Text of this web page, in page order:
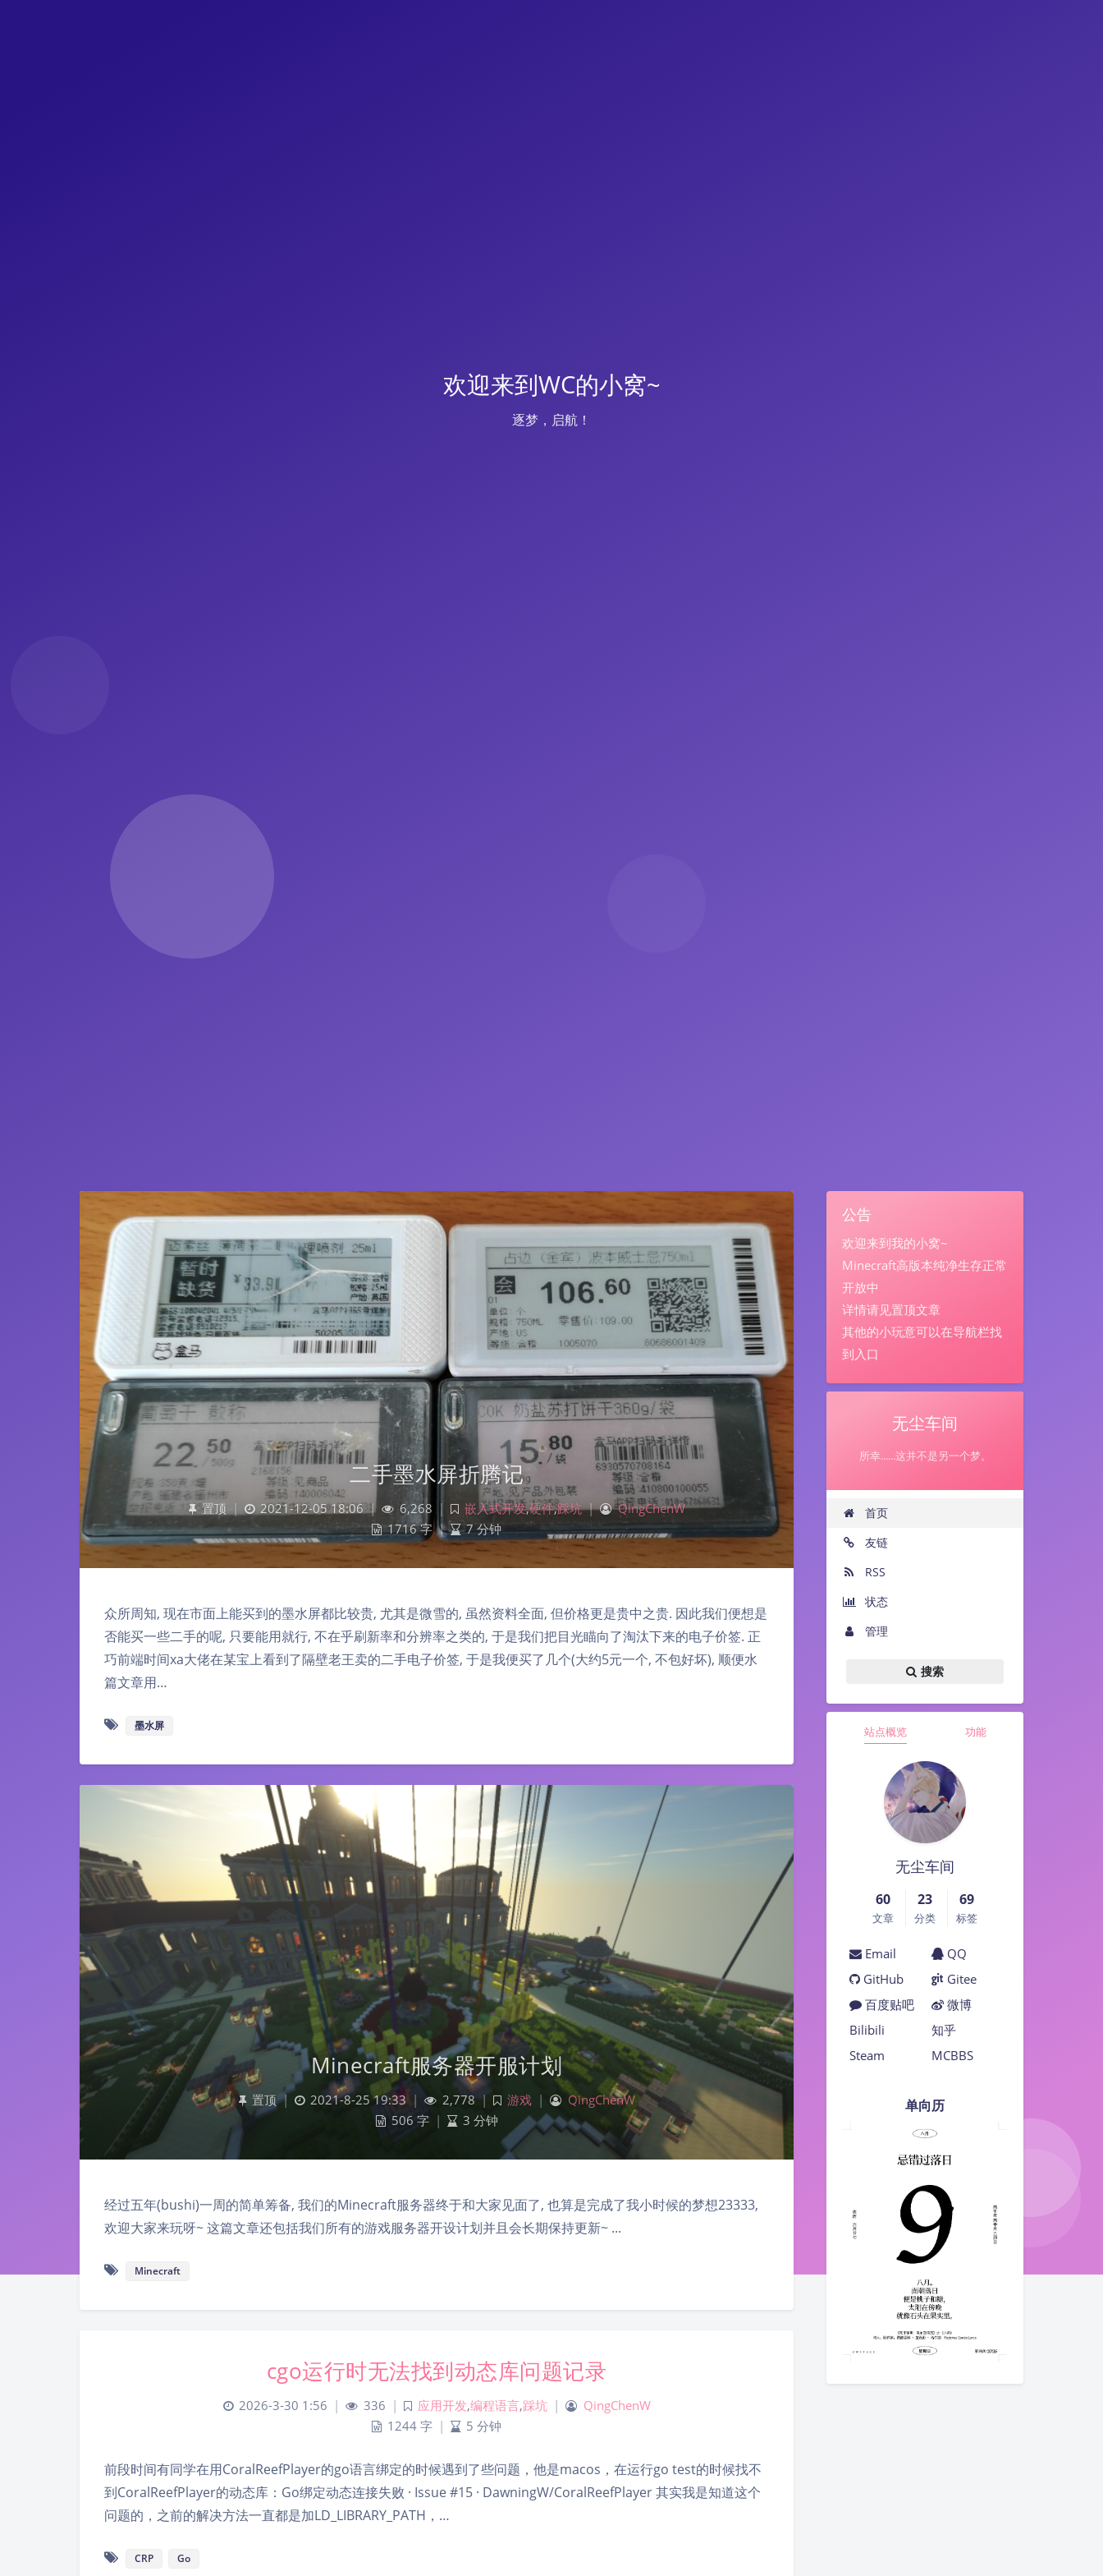
欢迎来到WC的小窝~
逐梦，启航！
公告
欢迎来到我的小窝~
Minecraft高版本纯净生存正常
开放中
详情请见置顶文章
其他的小玩意可以在导航栏找
到入口
无尘车间
所幸......这并不是另一个梦。
首页
友链
RSS
状态
管理
搜索
站点概览 功能
无尘车间
60
文章
23
分类
69
标签
Email
QQ
GitHub
Gitee
百度贴吧
微博
Bilibili
知乎
Steam
MCBBS
单向历
二手墨水屏折腾记
置顶 2021-12-05 18:06 | 6,268 嵌入式开发,硬件,踩坑 |
QingChenW
1716 字 | 7 分钟
众所周知, 现在市面上能买到的墨水屏都比较贵, 尤其是微雪的, 虽然资料全面, 但价格更是贵中之贵. 因此我们便想是
否能买一些二手的呢, 只要能用就行, 不在乎刷新率和分辨率之类的, 于是我们把目光瞄向了淘汰下来的电子价签. 正
巧前端时间xa大佬在某宝上看到了隔壁老王卖的二手电子价签, 于是我便买了几个(大约5元一个, 不包好坏), 顺便水
篇文章用…
墨水屏
Minecraft服务器开服计划
置顶 | 2021-8-25 19:33 2,778 | 游戏
QingChenW
506 字
3 分钟
经过五年(bushi)一周的简单筹备, 我们的Minecraft服务器终于和大家见面了, 也算是完成了我小时候的梦想23333,
欢迎大家来玩呀~ 这篇文章还包括我们所有的游戏服务器开设计划并且会长期保持更新~ ...
Minecraft
cgo运行时无法找到动态库问题记录
2026-3-30 1:56 336 应用开发,编程语言,踩坑
QingChenW
1244 字
5 分钟
前段时间有同学在用CoralReefPlayer的go语言绑定的时候遇到了些问题，他是macos，在运行go test的时候找不
到CoralReefPlayer的动态库：Go绑定动态连接失败 · Issue #15 · DawningW/CoralReefPlayer 其实我是知道这个
问题的，之前的解决方法一直都是加LD_LIBRARY_PATH，…
CRP Go